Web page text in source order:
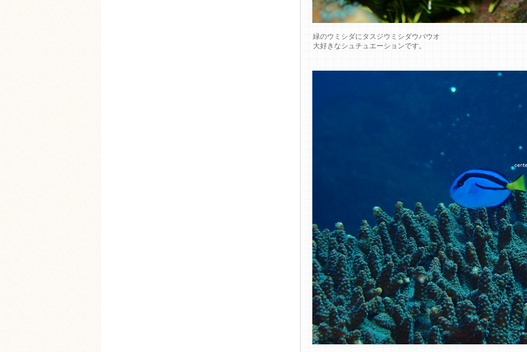
緑のウミシダにタスジウミシダウバウオ
大好きなシュチュエーションです。